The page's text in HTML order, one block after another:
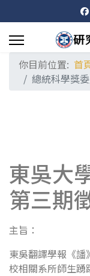
你目前位置: 首
總統科學獎
東吳大
第三期
主旨：
東吳翻譯學報《
校相關系所師生踴